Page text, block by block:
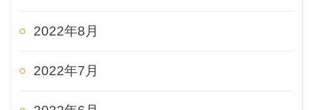
2022年8月
2022年7月